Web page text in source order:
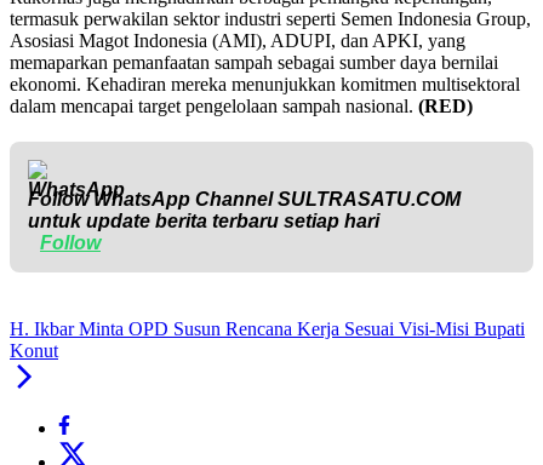
termasuk perwakilan sektor industri seperti Semen Indonesia Group,
Asosiasi Magot Indonesia (AMI), ADUPI, dan APKI, yang
memaparkan pemanfaatan sampah sebagai sumber daya bernilai
ekonomi. Kehadiran mereka menunjukkan komitmen multisektoral
dalam mencapai target pengelolaan sampah nasional. (RED)
Follow WhatsApp ChannelSULTRASATU.COM
untuk update berita terbaru setiap hari
Follow
H. Ikbar Minta OPD Susun Rencana Kerja Sesuai Visi-Misi Bupati
Konut